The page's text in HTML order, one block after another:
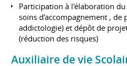
Participation à l'élaboration du
soins d'accompagnement , de
addictologie) et dépôt de
(réduction des risques)
Auxiliaire de vie